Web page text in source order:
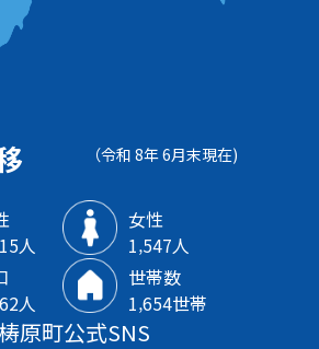
（令和 8年 6月末現在)
人
女性
1‚547人
人
世帯数
1‚654世帯
原町公式SNS